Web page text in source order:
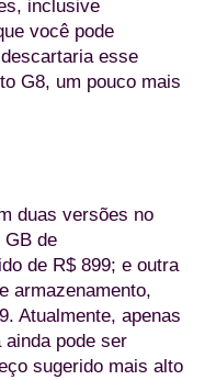
inclusive
você pode
esse
G8, um pouco mais
duas versões no
GB de
de R$ 899; e outra
armazenamento,
Atualmente, apenas
pode ser
sugerido mais alto